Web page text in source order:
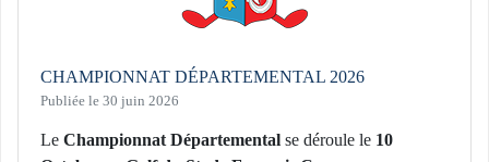
CHAMPIONNAT DÉPARTEMENTAL 2026
Publiée le 30 juin 2026
Le Championnat Départemental se déroule le 10